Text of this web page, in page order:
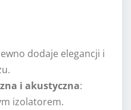
dodaje elegancji i
i akustyczna:
izolatorem.